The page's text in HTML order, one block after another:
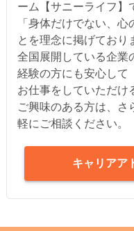
ーム【サニーライフ】
「身体だけでない、
とを理念に掲げており
全国展開している企業
経験の方にも安心して
お仕事をしていただけ
ご興味のある方は、さ
軽にご相談ください。
キャリアア